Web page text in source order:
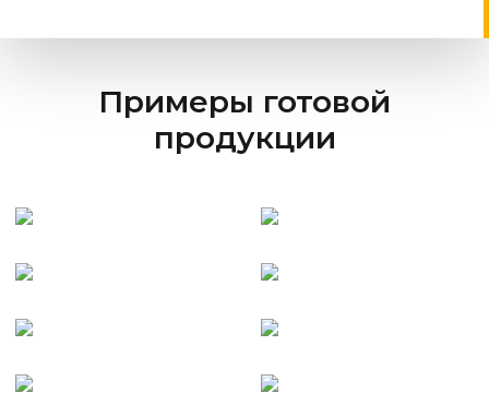
Примеры готовой
продукции